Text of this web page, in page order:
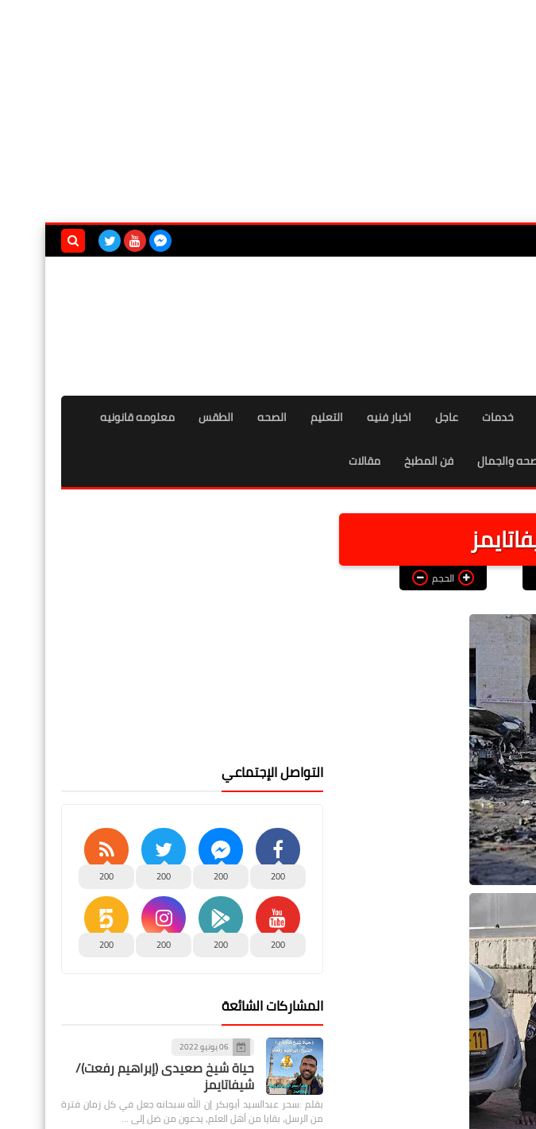
خدمات عاجل اخبار فنيه التعليم الصحه الطقس معلومه قانونيه
والجمال فن المطبخ مقالات
الحجم
التواصل الإجتماعي
200
200
200
200
200
200
200
200
المشاركات الشائعة
06 يونيو 2022
حياة شيخ صعيدى (إبراهيم رفعت)/
شيفاتايمز
بقلم :سحر عبدالسيد أبوبكر إن الله سبحانه جعل في كل زمان فترة
من الرسل، بقايا من أهل العلم، يدعون من ضل إلى …